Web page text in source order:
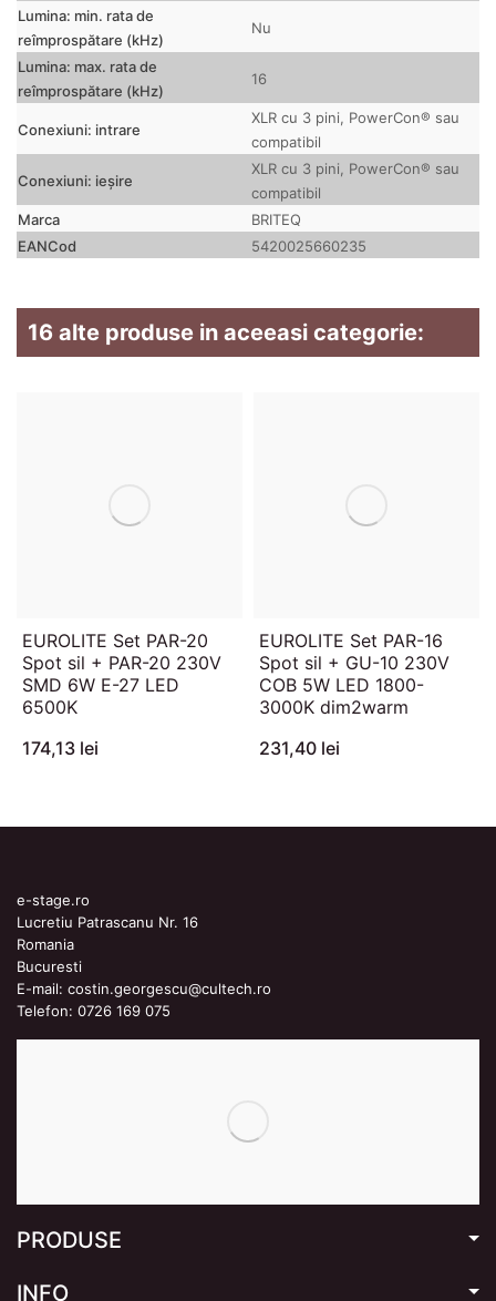
Lumina: min. rata de
reîmprospătare (kHz)
Nu
Lumina: max. rata de
reîmprospătare (kHz)
16
Conexiuni: intrare
XLR cu 3 pini, PowerCon® sau
compatibil
Conexiuni: ieșire
XLR cu 3 pini, PowerCon® sau
compatibil
Marca
BRITEQ
EANCod
5420025660235
16 alte produse in aceeasi categorie:
EUROLITE Set PAR-20
Spot sil + PAR-20 230V
SMD 6W E-27 LED
6500K
174,13 lei
EUROLITE Set PAR-16
Spot sil + GU-10 230V
COB 5W LED 1800-
3000K dim2warm
231,40 lei
e-stage.ro
Lucretiu Patrascanu Nr. 16
Romania
Bucuresti
E-mail: costin.georgescu@cultech.ro
Telefon: 0726 169 075
PRODUSE
INFO